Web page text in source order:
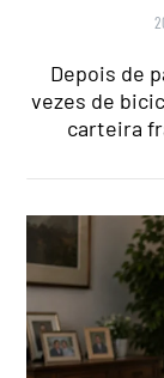
Depois de
vezes de
carteira